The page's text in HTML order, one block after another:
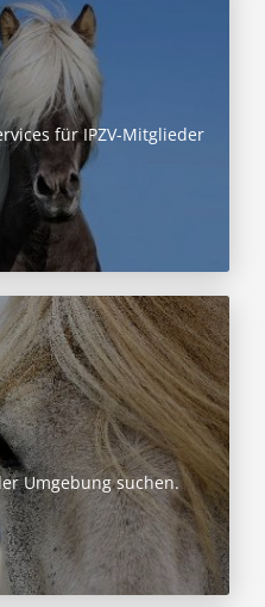
für IPZV-Mitglieder
Umgebung suchen.